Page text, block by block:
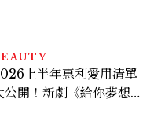
上半年惠利愛用清單
公開！新劇《給你夢想》